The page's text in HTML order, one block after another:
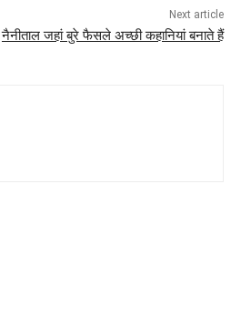
Next article
नैनीताल जहां बुरे फैसले अच्छी कहानियां बनाते हैं